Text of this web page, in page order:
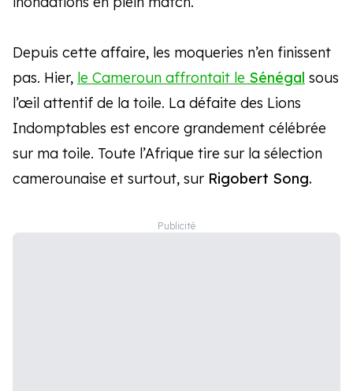
Depuis cette affaire, les moqueries n’en finissent
pas. Hier, le Cameroun affrontait le Sénégal sous
l’œil attentif de la toile. La défaite des Lions
Indomptables est encore grandement célébrée
sur ma toile. Toute l’Afrique tire sur la sélection
camerounaise et surtout, sur Rigobert Song.